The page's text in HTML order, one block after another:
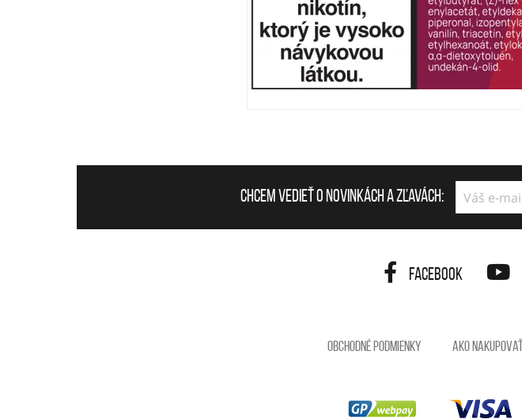
Chcem vedieť o novinkách a zľavách:
Facebook
Obchodné podmienky Ako nakupovať